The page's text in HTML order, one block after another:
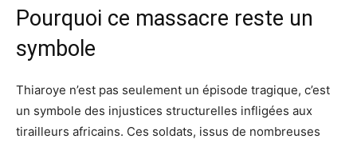
Pourquoi ce massacre reste un
symbole
Thiaroye n’est pas seulement un épisode tragique, c’est
un symbole des injustices structurelles infligées aux
tirailleurs africains. Ces soldats, issus de nombreuses